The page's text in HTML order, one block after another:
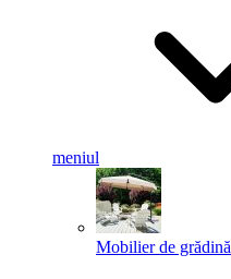
meniul
Mobilier de grădină